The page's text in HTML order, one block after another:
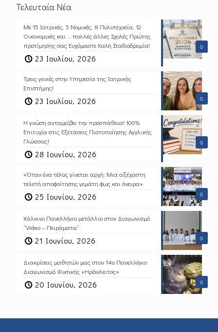
Τελευταία Νέα
0
Με 15 Ιατρικές, 5 Νομικές, 8 Πολυτεχνεία, 12
Οικονομικές και … πολλές άλλες Σχολές Πρώτης
προτίμησης σας Ευχόμαστε Καλή Σταδιοδρομία!
23 Ιουλίου, 2026
0
Τρεις γενιές στην Υπηρεσία της Ιατρικής
Επιστήμης!
23 Ιουλίου, 2026
0
Η γνώση ανταμείβει την προσπάθεια! 100%
Επιτυχία στις Εξετάσεις Πιστοποίησης Αγγλικής
Γλώσσας!
28 Ιουνίου, 2026
0
«Όταν ένα τέλος γίνεται αρχή: Μια αξέχαστη
τελετή αποφοίτησης γεμάτη φως και όνειρα».
25 Ιουνίου, 2026
0
Χάλκινο Πανελλήνιο μετάλλιο στον Διαγωνισμό
“Video – Πειράματα”.
21 Ιουνίου, 2026
0
Διακρίσεις μαθητών μας στον 14ο Πανελλήνιο
Διαγωνισμό Φυσικής «Ηράκλειτος»
20 Ιουνίου, 2026